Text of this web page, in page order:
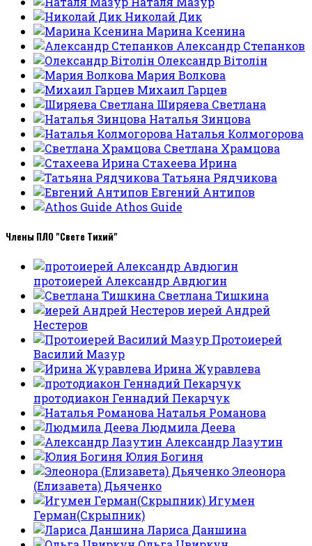
Николай Дик
Марина Ксенина
Александр Степанков
Олександр Вітолін
Мария Волкова
Михаил Гарцев
Ширяева Светлана
Наталья Зинцова
Наталья Колмогорова
Светлана Храмцова
Стахеева Ирина
Татьяна Рядчикова
Евгений Антипов
Athos Guide
Члены ПЛО "Свете Тихий"
протоиерей Александр Авдюгин
Светлана Тишкина
иерей Андрей
Нестеров
Протоиерей
Василий Мазур
Ирина Журавлева
протодиакон Геннадий Пекарчук
Наталья Романова
Людмила Деева
Александр Лазутин
Юлия Богиня
Элеонора
(Елизавета) Дьяченко
Игумен
Герман(Скрыпник)
Лариса Даншина